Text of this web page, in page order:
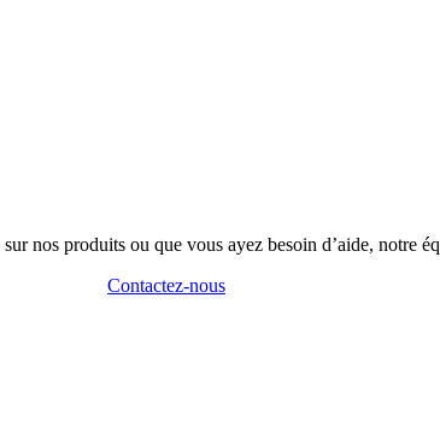
nos produits ou que vous ayez besoin d’aide, notre
Contactez-nous